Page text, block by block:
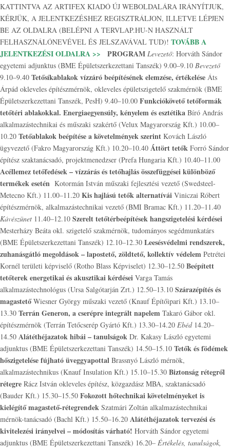
KATTINTVA AZ ARTIFEX KIADÓ ÚJ WEBOLDALÁRA IRÁNYÍTJUK,
KÉRJÜK, A JELENTKEZÉSHEZ REGISZTRÁLJON, ILLETVE LÉPJEN
BE AZ OLDALRA (BELÉPNI A TERVLAP.HU-N HASZNÁLT
FELHASZNÁLÓNEVÉVEL ÉS JELSZAVÁVAL TUD)! TOVÁBB A
JELENTKEZÉSI OLDALRA >>
PROGRAM Levezető: Horváth Sándor
egyetemi adjunktus (BME Épületszerkezettani Tanszék) 9.00–9.10 Bevezető
9.10–9.40 Tetősíkablakok vízzáró beépítésének elemzése, értékelése Áts
Árpád okleveles építészmérnök, okleveles épületszigetelő szakmérnök (BME
Épületszerkezettani Tanszék, PesH) 9.40–10.00 Funkciókövető tetőformák
tetőtéri ablakokkal. Energiaegyensúly, kényelem és esztétika Bíró András
alkalmazástechnikai és műszaki szakértő (Velux Magyarország Kft.) 10.00–
10.20 Tetőablakok beépítése a követelmények szerint Kovách László
ügyvezető (Fakro Magyarország Kft.) 10.20–10.40 Áttört tetők Forró Sándor
építész szaktanácsadó, projektmenedzser (Prefa Hungaria Kft.) 10.40–11.00
Acéllemez tetőfedések – vízzárás és tetőhajlás összefüggései különböző
termékek esetén Kotormán István műszaki fejlesztési vezető (Swedsteel-
Metecno Kft.) 11.00–11.20 Kis hajlású tetők alternatívái Viniczai Róbert
építészmérnök, alkalmazástechnikai vezető (BMI Bramac Kft.) 11.20–11.40
Kávészünet 11.40–12.10 Szerelt tetőtérbeépítések hangszigetelési kérdései
Mesterházy Beáta okl. szigetelő szakmérnök, tudományos segédmunkatárs
(BME Épületszerkezettani Tanszék) 12.10–12.30 Leesésvédelmi rendszerek,
zuhanásgátló megoldások – lapostető, zöldtető, kollektív védelem Petrétei
Kornél területi képviselő (Rotho Blass Képviselet) 12.30–12.50 Beépített
tetőterek energetikai és akusztikai kérdései Varga Tamás
alkalmazástechnológus (Ursa Salgótarján Zrt.) 12.50–13.10 Szárazépítés és
magastetőWiesner György műszaki vezető (Knauf Építőipari Kft.) 13.10–
13.30 Terrán Generon, a cserépre integrált napelem Takaró Gábor okl.
építészmérnök (Terrán Tetőcserép Gyártó Kft.) 13.30–14.20 Ebéd14.20–
14.50 Alátéthéjazatok hibái – tanulságok Dr. Kakasy László egyetemi
adjunktus (BME Épületszerkezettani Tanszék) 14.50–15.10 Tetők és födémek
hőszigetelése fújható üveggyapottal Brassnyó László mérnök,
alkalmazástechnikus (Knauf Insulation Kft.) 15.10–15.30 Biztonság rétegről
rétegre Rácz István okleveles építész, közgazdász MBA, szaktanácsadó
(Bauder Kft.) 15.30–15.50 Fokozott hőtechnikai követelményeket is
kielégítő magastető-rétegrendek Szatmári Zoltán alkalmazástechnikai
mérnök-tanácsadó (Bachl Kft.) 15.50–16.20 Alátéthéjazatok tervezési és
kivitelezési irányelvei – módosítás várható! Horváth Sándor egyetemi
adjunktus (BME Épületszerkezettani Tanszék) 16.20– Értékelés, tanulságok,